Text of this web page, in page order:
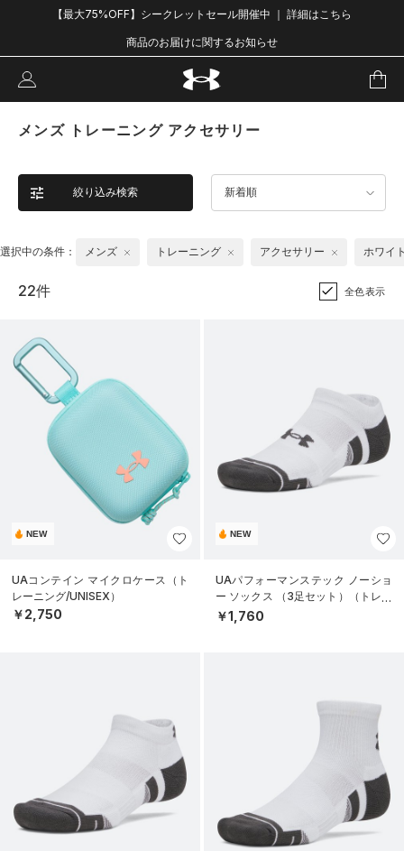
【最大75%OFF】シークレットセール開催中 ｜ 詳細はこちら
商品のお届けに関するお知らせ
メンズ トレーニング アクセサリー
絞り込み検索 新着順
選択中の条件： メンズ トレーニング アクセサリー ホワイ
22件 全色表示
NEW
UAコンテイン マイクロケース（ト
レーニング/UNISEX）
￥2,750
NEW
UAパフォーマンステック ノーショ
ー ソックス （3足セット）（トレー
ニング/UNISEX）
￥1,760